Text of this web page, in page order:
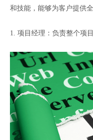
和技能，能够为客户提供
1. 项目经理：负责整个项